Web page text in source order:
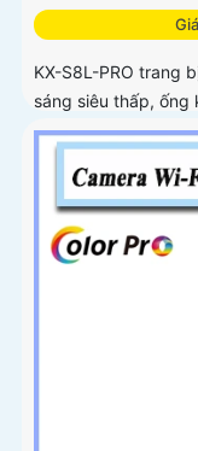
KX-S8L-PRO trang
sáng siêu thấp, ống
hỗ trợ quay quét tự